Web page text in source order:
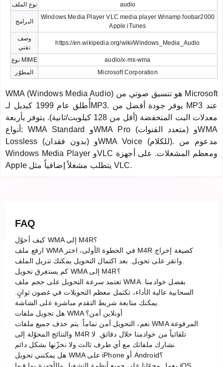
نوع الملف audio
البرامج
Windows Media Player VLC media player Winamp foobar2000
Apple iTunes
وصف
تقني
https://en.wikipedia.org/wiki/Windows_Media_Audio
نوع MIME
audio/x-ms-wma
المطوّر
Microsoft Corporation
WMA (Windows Media Audio) هو تنسيق صوتي من Microsoft
أُطلق عام 1999 كبديل لـMP3. يوفر جودة أفضل من MP3 عند
معدلات البت المنخفضة (أقل من 128 كيلوبت/ثانية). يتوفر بأربعة
أنواع: WMA Standard وWMA Pro (متعدد القنوات) وWMA
Lossless (بدون فقدان) وWMA Voice (للكلام). مدعوم من
Windows Media Player وVLC ومعظم المشغلات. على أجهزة
Apple يتطلب مشغلاً إضافياً مثل VLC.
FAQ
كيف أحوّل WMA إلى M4R؟
ارفع ملف WMA في الخطوة الأولى، اختر M4R كصيغة إخراج
كم يستغرق تحويل WMA إلى M4R؟
تعتمد سرعة التحويل على حجم ملف WMA. بفضل خوادمنا
السحابية عالية الأداء، تكتمل معظم التحويلات في غضون ثوانٍ.
هل تحويل ملفات WMA أونلاين آمن؟
نعم، التحويل آمن تماماً. يتم حذف جميع ملفات WMA المرفوعة
والنتائج المحوّلة إلى M4R تلقائياً من خوادمنا خلال دقائق. لا
هل يمكنني تحويل WMA على iPhone أو Android؟
يعمل محوّلنا على جميع أنظمة التشغيل والأجهزة بما فيها iOS